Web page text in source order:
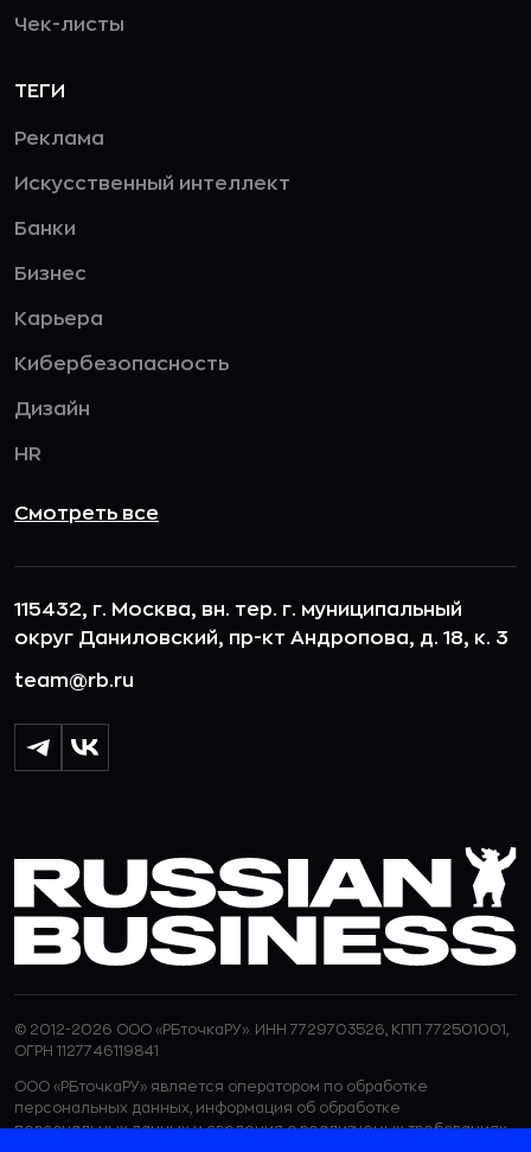
Чек-листы
ТЕГИ
Реклама
Искусственный интеллект
Банки
Бизнес
Карьера
Кибербезопасность
Дизайн
HR
Смотреть все
115432, г. Москва, вн. тер. г. муниципальный
округ Даниловский, пр-кт Андропова, д. 18, к. 3
team@rb.ru
© 2012-2026 ООО «РБточкаРУ». ИНН 7729703526, КПП 772501001,
ОГРН 1127746119841
ООО «РБточкаРУ» является оператором по обработке
персональных данных, информация об обработке
персональных данных и сведения о реализуемых требованиях